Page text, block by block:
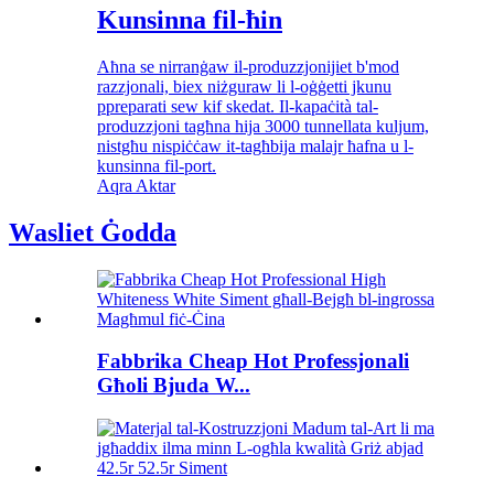
Kunsinna fil-ħin
Aħna se nirranġaw il-produzzjonijiet b'mod
razzjonali, biex niżguraw li l-oġġetti jkunu
ppreparati sew kif skedat. Il-kapaċità tal-
produzzjoni tagħna hija 3000 tunnellata kuljum,
nistgħu nispiċċaw it-tagħbija malajr ħafna u l-
kunsinna fil-port.
Aqra Aktar
Wasliet Ġodda
Fabbrika Cheap Hot Professjonali
Għoli Bjuda W...